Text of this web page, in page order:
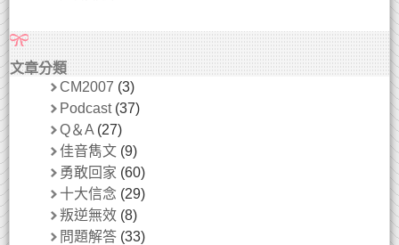
文章分類
CM2007 (3)
Podcast(37)
Q＆A (27)
佳音雋文 (9)
勇敢回家 (60)
十大信念 (29)
叛逆無效 (8)
問題解答 (33)